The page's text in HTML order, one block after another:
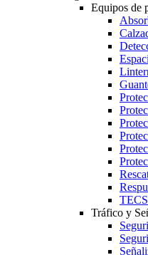
Equipos de
Tráfico y